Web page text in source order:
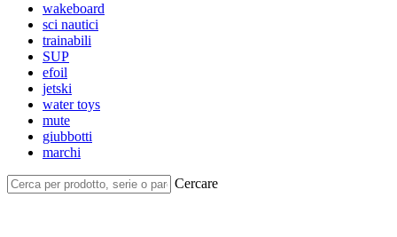
wakeboard
sci nautici
trainabili
SUP
efoil
jetski
water toys
mute
giubbotti
marchi
Cercare